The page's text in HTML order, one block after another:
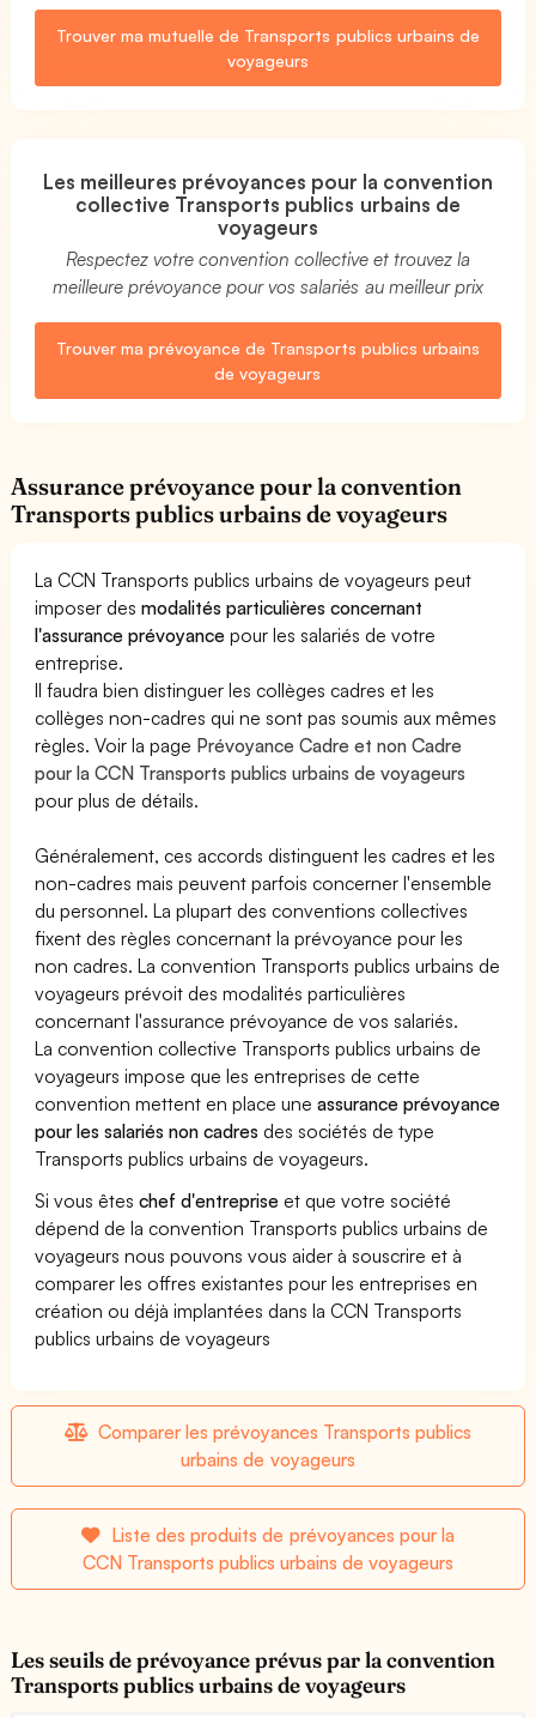
Trouver ma mutuelle de Transports publics urbains de
voyageurs
Les meilleures prévoyances pour la convention
collective Transports publics urbains de
voyageurs
Respectez votre convention collective et trouvez la
meilleure prévoyance pour vos salariés au meilleur prix
Trouver ma prévoyance de Transports publics urbains
de voyageurs
Assurance prévoyance pour la convention
Transports publics urbains de voyageurs
La CCN Transports publics urbains de voyageurs peut
imposer desmodalités particulières concernant
l'assurance prévoyance pour les salariés de votre
entreprise.
Il faudra bien distinguer les collèges cadres et les
collèges non-cadres qui ne sont pas soumis aux mêmes
règles. Voir la page Prévoyance Cadre et non Cadre
pour la CCN Transports publics urbains de voyageurs
pour plus de détails.
Généralement, ces accords distinguent les cadres et les
non-cadres mais peuvent parfois concerner l'ensemble
du personnel. La plupart des conventions collectives
fixent des règles concernant la prévoyance pour les
non cadres. La convention Transports publics urbains de
voyageurs prévoit des modalités particulières
concernant l'assurance prévoyance de vos salariés.
La convention collective Transports publics urbains de
voyageurs impose que les entreprises de cette
convention mettent en place uneassurance prévoyance
pour les salariés non cadres des sociétés de type
Transports publics urbains de voyageurs.
Si vous êteschef d'entreprise et que votre société
dépend de la convention Transports publics urbains de
voyageurs nous pouvons vous aider à souscrire et à
comparer les offres existantes pour les entreprises en
création ou déjà implantées dans la CCN Transports
publics urbains de voyageurs
Comparer les prévoyances Transports publics
urbains de voyageurs
Liste des produits de prévoyances pour la
CCN Transports publics urbains de voyageurs
Les seuils de prévoyance prévus par la convention
Transports publics urbains de voyageurs